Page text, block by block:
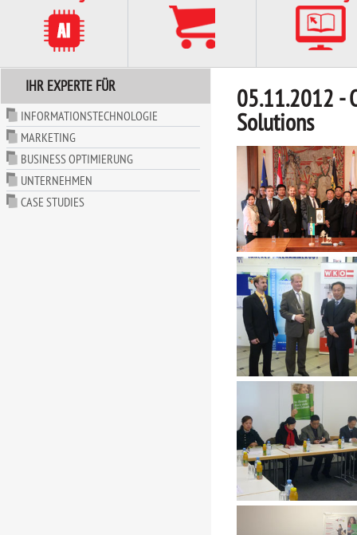
IHR EXPERTE FÜR
INFORMATIONSTECHNOLOGIE
MARKETING
BUSINESS OPTIMIERUNG
UNTERNEHMEN
CASE STUDIES
05.11.2012 -
Solutions